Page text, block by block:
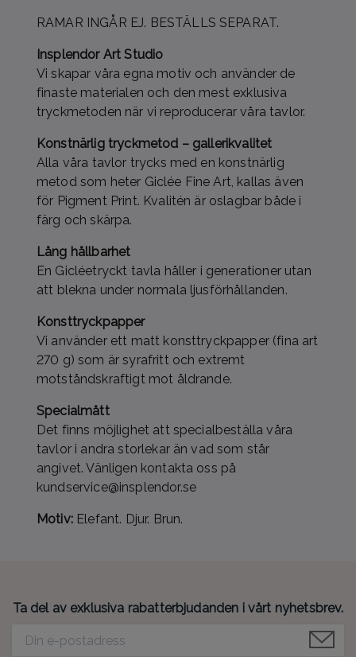
RAMAR INGÅR EJ. BESTÄLLS SEPARAT.
Insplendor Art Studio
Vi skapar våra egna motiv och använder de
finaste materialen och den mest exklusiva
tryckmetoden när vi reproducerar våra tavlor.
Konstnärlig tryckmetod – gallerikvalitet
Alla våra tavlor trycks med en konstnärlig
metod som heter Giclée Fine Art, kallas även
för Pigment Print. Kvalitén är oslagbar både i
färg och skärpa.
Lång hållbarhet
En Gicléetryckt tavla håller i generationer utan
att blekna under normala ljusförhållanden.
Konsttryckpapper
Vi använder ett matt konsttryckpapper (fina art
270 g) som är syrafritt och extremt
motståndskraftigt mot åldrande.
Specialmått
Det finns möjlighet att specialbeställa våra
tavlor i andra storlekar än vad som står
angivet. Vänligen kontakta oss på
kundservice@insplendor.se
Motiv: Elefant. Djur. Brun.
Ta del av exklusiva rabatterbjudanden i vårt nyhetsbrev.